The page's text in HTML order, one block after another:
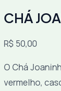
CHÁ
R$ 50,00
O Chá
vermelho,